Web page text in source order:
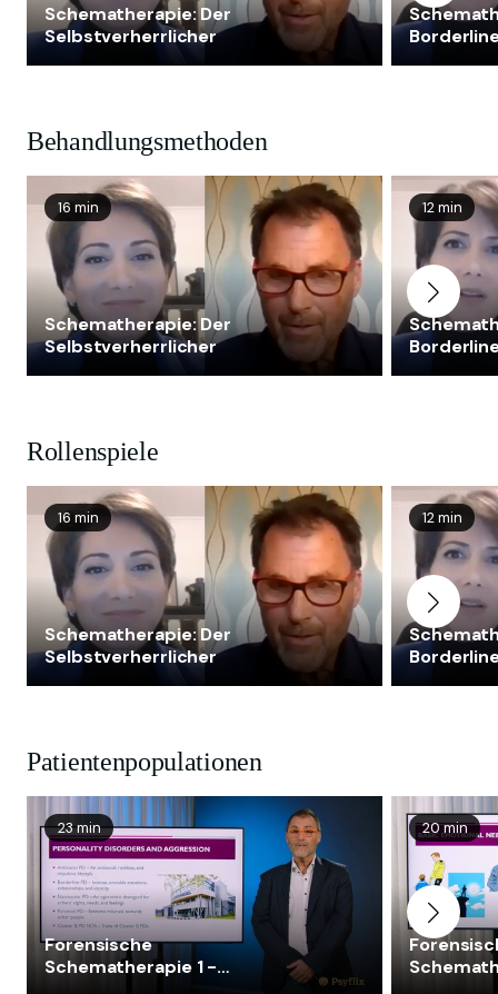
Schematherapie: Der
Selbstverherrlicher
Behandlungsmethoden
16 min
Schematherapie: Der
Selbstverherrlicher
12 min
Rollenspiele
16 min
Schematherapie: Der
Selbstverherrlicher
12 min
Patientenpopulationen
23 min
Forensische
Schematherapie 1 -
20 min